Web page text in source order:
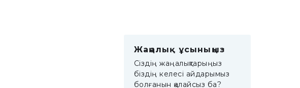
Жаңалық ұсыныңыз
Сіздің жаңалықтарыңыз
біздің келесі айдарымыз
болғанын қалайсыз ба?